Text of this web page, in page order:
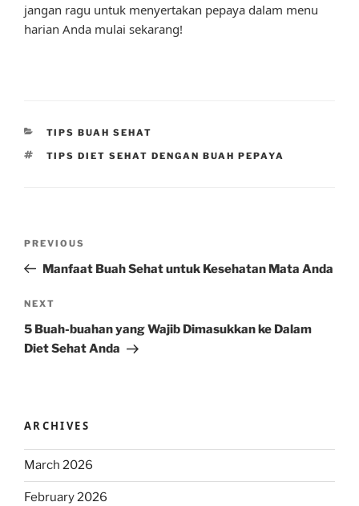
jangan ragu untuk menyertakan pepaya dalam menu
harian Anda mulai sekarang!
CATEGORIES
TIPS BUAH SEHAT
TAGS
TIPS DIET SEHAT DENGAN BUAH PEPAYA
Previous
Post
PREVIOUS
Manfaat Buah Sehat untuk Kesehatan Mata Anda
Next
Post
NEXT
5 Buah-buahan yang Wajib Dimasukkan ke Dalam
Diet Sehat Anda
ARCHIVES
March 2026
February 2026